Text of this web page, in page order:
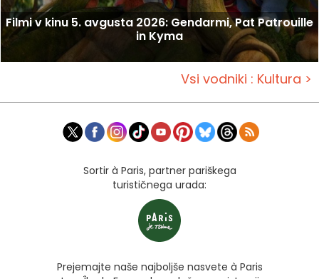
Filmi v kinu 5. avgusta 2026: Gendarmi, Pat Patrouille
in Kyma
Vsi vodniki : Kultura >
Sortir à Paris, partner pariškega
turističnega urada:
Prejemajte naše najboljše nasvete à Paris